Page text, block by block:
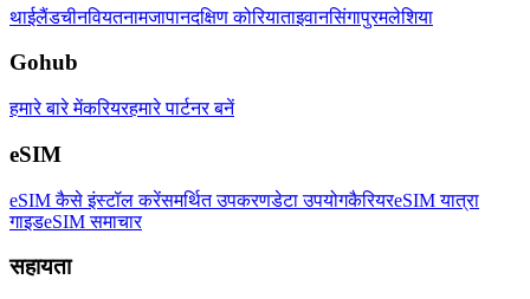
थाईलैंडचीनवियतनामजापानदक्षिण कोरियाताइवानसिंगापुरमलेशिया
Gohub
हमारे बारे मेंकरियरहमारे पार्टनर बनें
eSIM
eSIM कैसे इंस्टॉल करेंसमर्थित उपकरणडेटा उपयोगकैरियरeSIM यात्रा
गाइडeSIM समाचार
सहायता